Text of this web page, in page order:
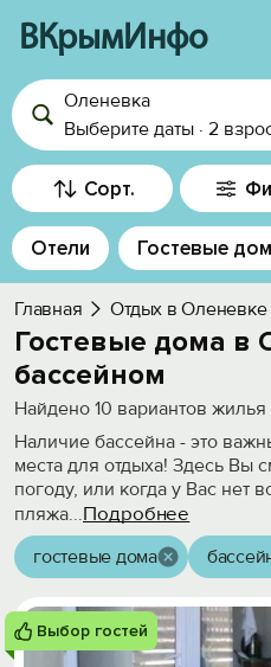
ВКрымИнфо
Войти
Избранное
История просмотра
Добавить свой
Оленевка
Выберите даты · 2
Сорт.
Отели Гостевые
Главная Отдых в Оленевке
Гостевые дома в
бассейном
Найдено 10 вариантов жилья
Наличие бассейна - это
места для отдыха! Здесь Вы
погоду, или когда у Вас нет
пляжа...Подробнее
гостевые дома
Выбор гостей